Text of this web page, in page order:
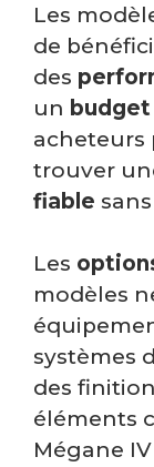
Les
de
des
un budget
acheteurs
trouver
fiable
Les
modèles
systèmes
des
éléments
Mégane